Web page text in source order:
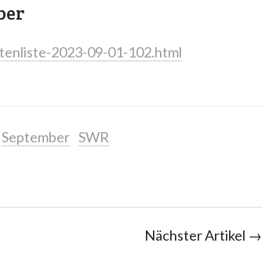
2023-09-01-102.html
September SWR
Nächster Artikel →